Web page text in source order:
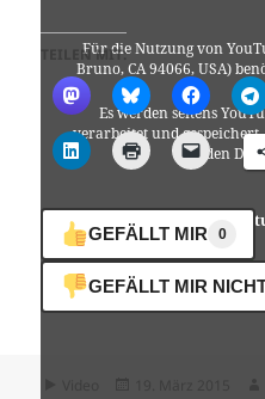
Für die Nutzung von
Bruno, CA 94066, USA)
Es werden seitens
verarbeitet und
den
TEILEN MIT:
GEFÄLLT MIR 0
GEFÄLLT MIR